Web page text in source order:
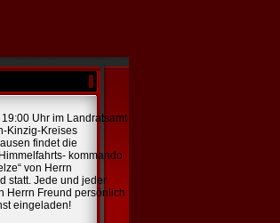
Uhr im Landratsamt
Kinzig-Kreises
findet die
kommando
von Herrn
statt. Jede und jeder
Herrn Freund persönlich
eingeladen!